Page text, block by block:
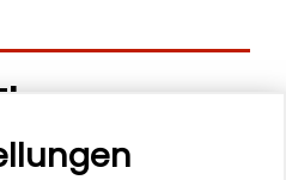
– Zoya Sadri in